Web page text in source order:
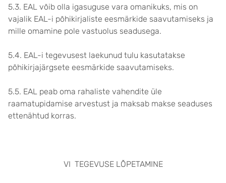
5.3. EAL võib olla igasuguse vara omanikuks, mis on
vajalik EAL-i põhikirjaliste eesmärkide saavutamiseks ja
mille omamine pole vastuolus seadusega.
5.4. EAL-i tegevusest laekunud tulu kasutatakse
põhikirjajärgsete eesmärkide saavutamiseks.
5.5. EAL peab oma rahaliste vahendite üle
raamatupidamise arvestust ja maksab makse seaduses
ettenähtud korras.
VI TEGEVUSE LÕPETAMINE